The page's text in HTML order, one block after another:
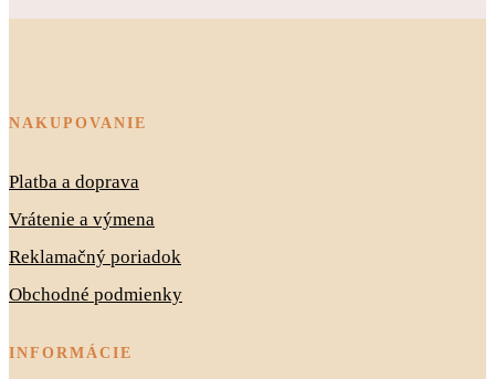
NAKUPOVANIE
Platba a doprava
Vrátenie a výmena
Reklamačný poriadok
Obchodné podmienky
INFORMÁCIE